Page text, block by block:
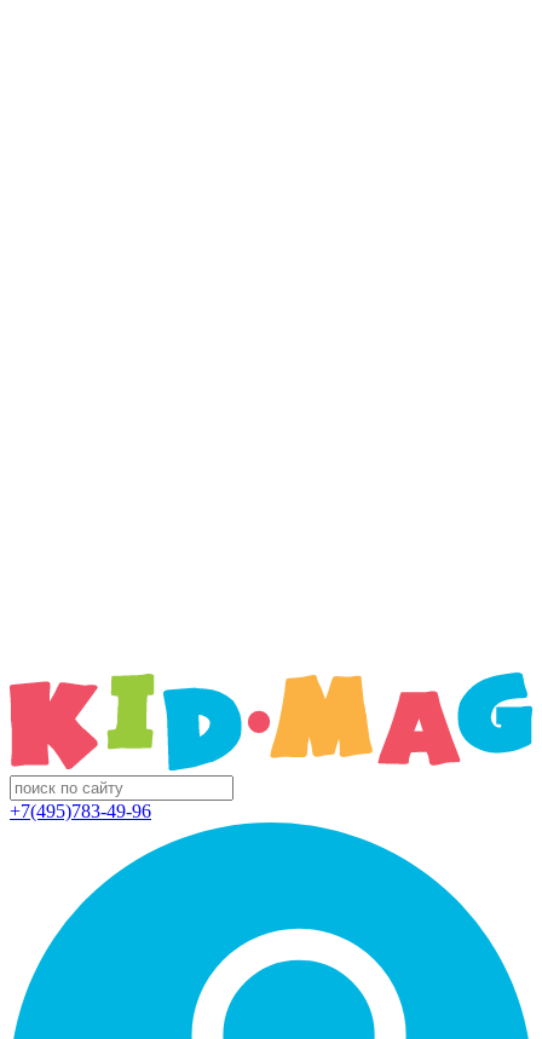
+7(495)783-49-96